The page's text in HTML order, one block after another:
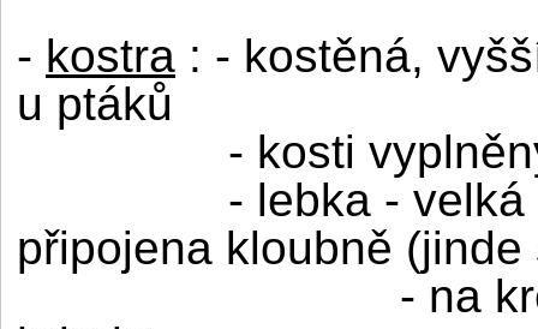
- kostra : - kostěná,
u ptáků
- kosti
- lebka -
připojena kloubně (jinde
- na